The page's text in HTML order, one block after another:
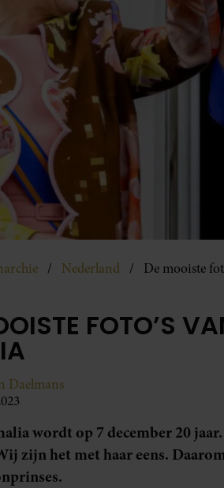
Nederland De mooiste
FOTO’S
Daelmans
wordt op 7 december 20
zijn het met haar eens.